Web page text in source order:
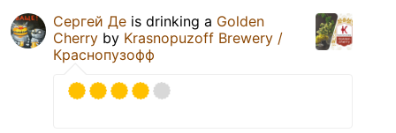
Сергей Де is drinking a Golden
Cherry by Krasnopuzoff Brewery /
Краснопузофф